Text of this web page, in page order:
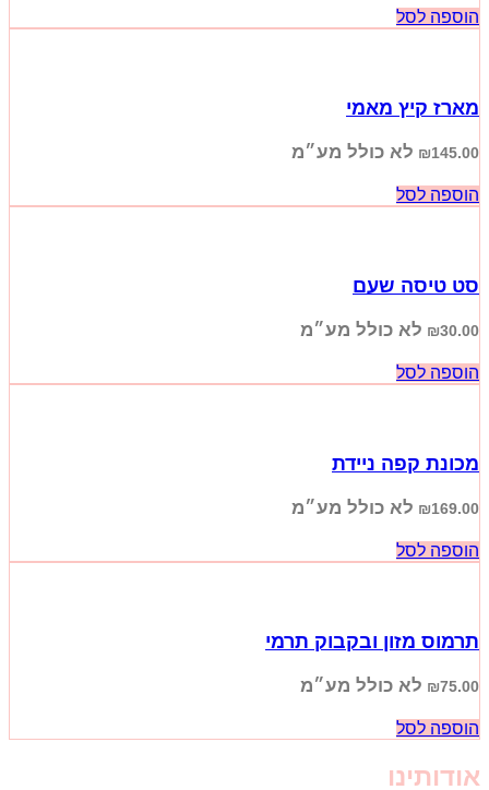
הוספה לסל
מארז קיץ מאמי
₪145.00 לא כולל מע״מ
הוספה לסל
סט טיסה שעם
₪30.00 לא כולל מע״מ
הוספה לסל
מכונת קפה ניידת
₪169.00 לא כולל מע״מ
הוספה לסל
תרמוס מזון ובקבוק תרמי
₪75.00 לא כולל מע״מ
הוספה לסל
אודותינו